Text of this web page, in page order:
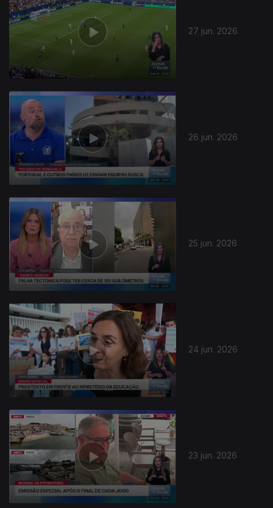
27 jun. 2026
26 jun. 2026
25 jun. 2026
24 jun. 2026
23 jun. 2026